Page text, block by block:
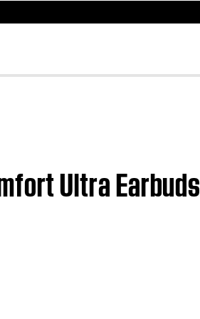
Ultra Earbuds